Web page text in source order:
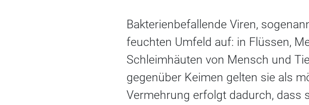
Bakterienbefallende Viren,
feuchten Umfeld auf: in Flüssen,
Schleimhäuten von Mensch und
gegenüber Keimen gelten sie als
Vermehrung erfolgt dadurch, dass